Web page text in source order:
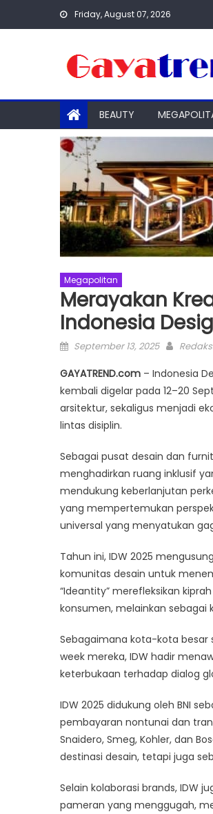
Friday, August 07, 2026
BEAUTY
Megapolitan
Merayakan
Indonesia
Posted
September 13, 2025 Author
GAYATREND.com – Indonesia
kembali digelar pada 12–20
arsitektur, sekaligus menjadi
lintas disiplin.
Sebagai pusat desain dan
menghadirkan ruang inklusif
mendukung keberlanjutan
yang mempertemukan
universal yang menyatukan
Tahun ini, IDW 2025
komunitas desain untuk
“Ideantity” merefleksikan
konsumen, melainkan sebagai
Sebagaimana kota-kota besar
week mereka, IDW hadir
keterbukaan terhadap dialog
IDW 2025 didukung oleh BNI
pembayaran nontunai dan
Snaidero, Smeg, Kohler, dan
destinasi desain, tetapi juga
Selain kolaborasi brands, IDW
pameran yang menggugah,